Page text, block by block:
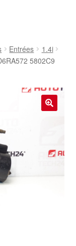
Entrées
1.4i
5802C9